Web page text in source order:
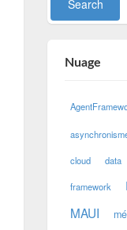
Nuage
cloud data
framework
MAUI